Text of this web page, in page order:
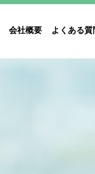
会社概要 よくある質